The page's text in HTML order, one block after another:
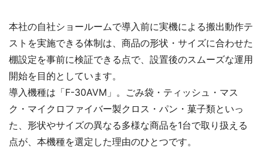
本社の自社ショールームで導入前に実機による搬出動作テ
ストを実施できる体制は、商品の形状・サイズに合わせた
棚設定を事前に検証できる点で、設置後のスムーズな運用
開始を目的としています。
導入機種は「F-30AVM」。ごみ袋・ティッシュ・マス
ク・マイクロファイバー製クロス・パン・菓子類といっ
た、形状やサイズの異なる多様な商品を1台で取り扱える
点が、本機種を選定した理由のひとつです。